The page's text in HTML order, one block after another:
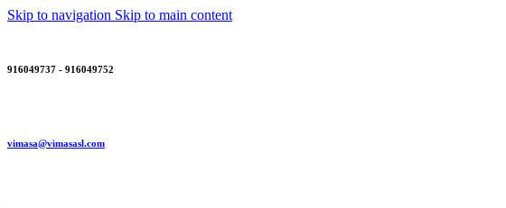
Skip to navigation Skip to main content
916049737 - 916049752
vimasa@vimasasl.com